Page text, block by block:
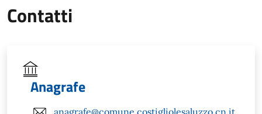
Contatti
Anagrafe